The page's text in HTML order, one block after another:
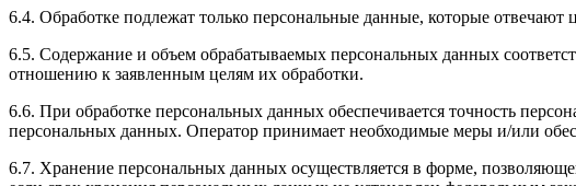
6.4. Обработке подлежат только персональные данные, которые отвечают
6.5. Содержание и объем обрабатываемых персональных данных
отношению к заявленным целям их обработки.
6.6. При обработке персональных данных обеспечивается точность
персональных данных. Оператор принимает необходимые меры и/или
6.7. Хранение персональных данных осуществляется в форме,